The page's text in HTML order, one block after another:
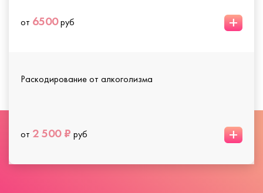
от 6500руб +
Раскодирование от алкоголизма
от 2 500 ₽ руб +